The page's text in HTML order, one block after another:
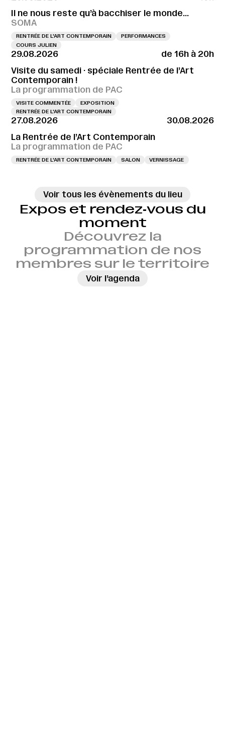
Il ne nous reste qu’à bacchiser le monde…
SOMA
RENTRÉE DE L'ART CONTEMPORAIN
PERFORMANCES
COURS JULIEN
29.08.2026
de 16h à 20h
Visite du samedi · spéciale Rentrée de l’Art
Contemporain !
La programmation de PAC
VISITE COMMENTÉE
EXPOSITION
RENTRÉE DE L'ART CONTEMPORAIN
27.08.2026
30.08.2026
La Rentrée de l’Art Contemporain
La programmation de PAC
RENTRÉE DE L'ART CONTEMPORAIN SALON VERNISSAGE
Voir tous les évènements du lieu
Expos et rendez‑vous du
moment
Découvrez la
programmation de nos
membres sur le territoire
Voir l’agenda